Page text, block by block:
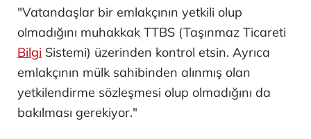
"Vatandaşlar bir emlakçının yetkili olup
olmadığını muhakkak TTBS (Taşınmaz Ticareti
Bilgi Sistemi) üzerinden kontrol etsin. Ayrıca
emlakçının mülk sahibinden alınmış olan
yetkilendirme sözleşmesi olup olmadığını da
bakılması gerekiyor."